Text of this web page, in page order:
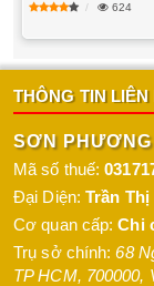
624
THÔNG TIN LIÊN
SƠN
Mã số thuế:
Đại Diện: Trần
Cơ quan cấp:Chi
Trụ sở chính:68
TP HCM, 700000,